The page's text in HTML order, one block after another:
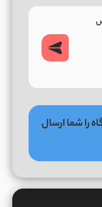
را شما ارسال